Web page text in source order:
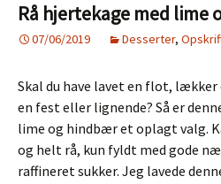
Rå hjertekage med lime
07/06/2019 Desserter,
Skal du have lavet en flot,
en fest eller lignende? Så er
lime og hindbær et oplagt valg.
og helt rå, kun fyldt med gode
raffineret sukker. Jeg lavede